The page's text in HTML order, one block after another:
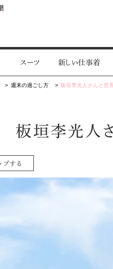
スーツ 新しい仕事着
週末の過ごし方 板垣李光人さんと世
板垣李光人